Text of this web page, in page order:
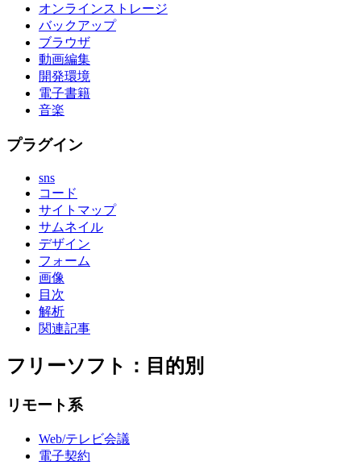
オンラインストレージ
バックアップ
ブラウザ
動画編集
開発環境
電子書籍
音楽
プラグイン
sns
コード
サイトマップ
サムネイル
デザイン
フォーム
画像
目次
解析
関連記事
フリーソフト：目的別
リモート系
Web/テレビ会議
電子契約